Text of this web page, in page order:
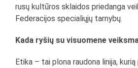
rusų kultūros sklaidos priedanga
Federacijos specialiųjų tarnybų.
Kada ryšių su visuomene
Etika – tai plona raudona linija,